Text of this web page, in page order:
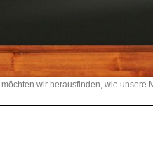
möchten wir herausfinden, wie unsere